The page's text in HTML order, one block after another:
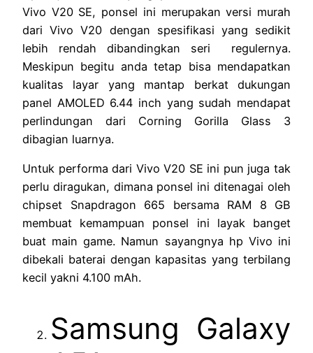
Vivo V20 SE, ponsel ini merupakan versi murah
dari Vivo V20 dengan spesifikasi yang sedikit
lebih rendah dibandingkan seri regulernya.
Meskipun begitu anda tetap bisa mendapatkan
kualitas layar yang mantap berkat dukungan
panel AMOLED 6.44 inch yang sudah mendapat
perlindungan dari Corning Gorilla Glass 3
dibagian luarnya.
Untuk performa dari Vivo V20 SE ini pun juga tak
perlu diragukan, dimana ponsel ini ditenagai oleh
chipset Snapdragon 665 bersama RAM 8 GB
membuat kemampuan ponsel ini layak banget
buat main game. Namun sayangnya hp Vivo ini
dibekali baterai dengan kapasitas yang terbilang
kecil yakni 4.100 mAh.
Samsung Galaxy